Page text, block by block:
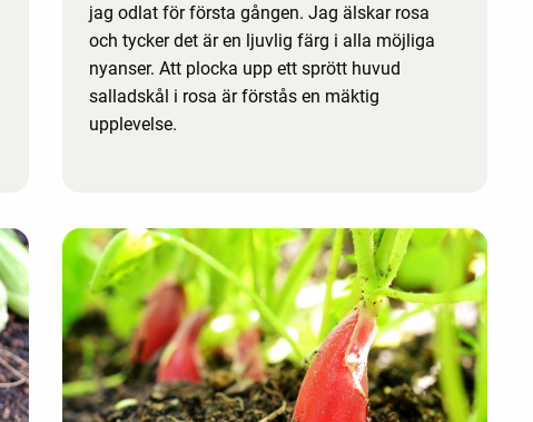
jag odlat för första gången. Jag älskar rosa
och tycker det är en ljuvlig färg i alla möjliga
nyanser. Att plocka upp ett sprött huvud
salladskål i rosa är förstås en mäktig
upplevelse.